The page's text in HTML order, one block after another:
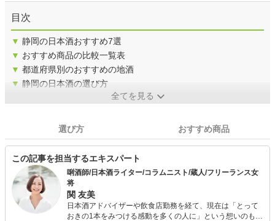
目次
▼ 静岡の日本酒おすすめ7選
▼ おすすめ商品の比較一覧表
▼ 都道府県別のおすすめの地酒
▼ 静岡の日本酒の選び方
全てを見る
選び方 おすすめ商品
この記事を担当するエキスパート
唎酒師/日本酒ライター/コラムニスト/蔵人/フリーランス女
将
関 友美
日本酒アドバイザーや飲食店勤務を経て、現在は「とって
おきの1本をみつける感動を多くの人に」という想いのもと